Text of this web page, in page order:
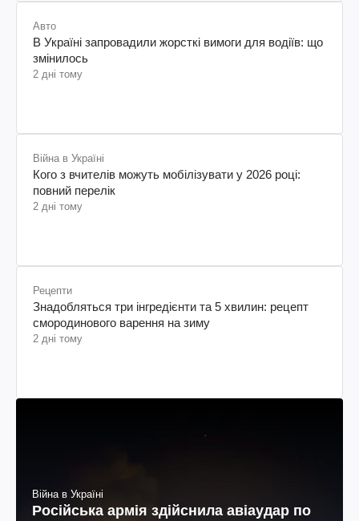
Авто
В Україні запровадили жорсткі вимоги для водіїв: що
змінилось
2 дні тому
Війна в Україні
Кого з вчителів можуть мобілізувати у 2026 році:
повний перелік
2 дні тому
Рецепти
Знадобляться три інгредієнти та 5 хвилин: рецепт
смородинового варення на зиму
2 дні тому
Війна в Україні
Російська армія здійснила авіаудар по